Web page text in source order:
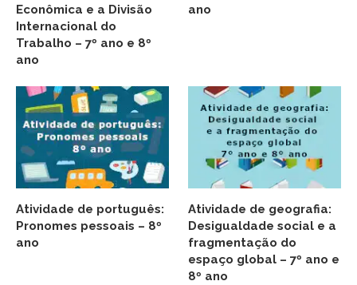
Econômica e a Divisão
Internacional do
Trabalho – 7º ano e 8º
ano
ano
Atividade de português:
Pronomes pessoais – 8º
ano
Atividade de geografia:
Desigualdade social e a
fragmentação do
espaço global – 7º ano e
8º ano